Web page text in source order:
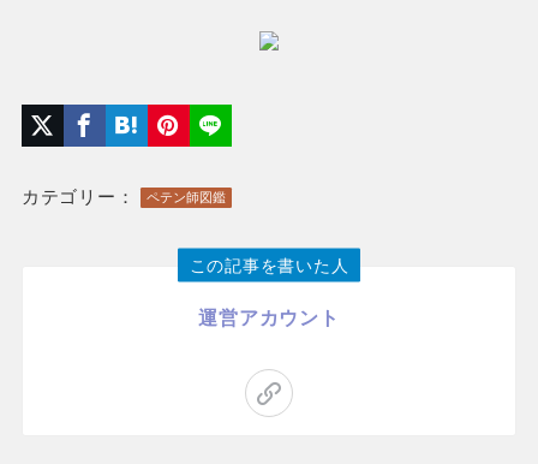
カテゴリー： ペテン師図鑑
この記事を書いた人
運営アカウント